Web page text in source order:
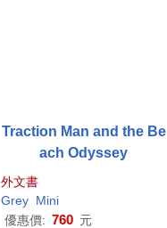
Traction Man and the Be
ach Odyssey
外文書
Grey Mini
優惠價: 760 元